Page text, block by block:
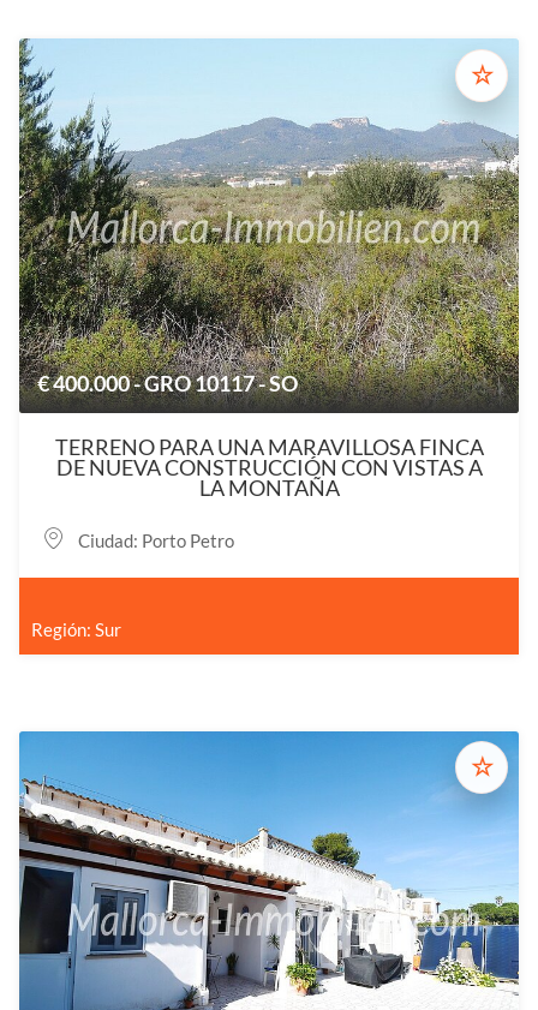
☆
€ 400.000 - GRO 10117 - SO
TERRENO PARA UNA MARAVILLOSA FINCA
DE NUEVA CONSTRUCCIÓN CON VISTAS A
LA MONTAÑA
Ciudad: Porto Petro
Región: Sur
☆